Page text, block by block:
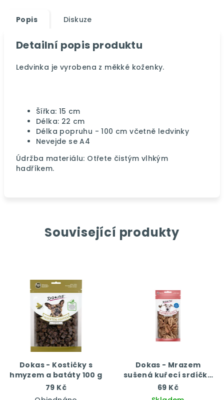
Popis Diskuze
Detailní popis produktu
Ledvinka je vyrobena z měkké koženky.
Šířka: 15 cm
Délka: 22 cm
Délka popruhu - 100 cm včetně ledvinky
Nevejde se A4
Údržba materiálu: Otřete čistým vlhkým
hadříkem.
Související produkty
Dokas - Kostičky s
hmyzem a batáty 100 g
79 Kč
Dokas - Mrazem
sušená kuřecí srdíčka
22 g
69 Kč